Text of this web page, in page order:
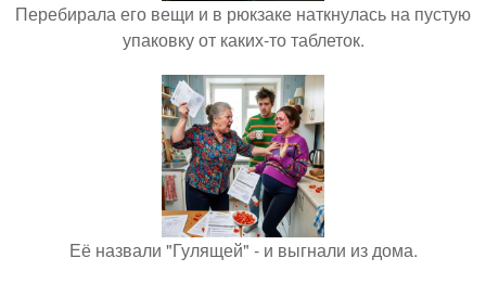
Перебирала его вещи и в рюкзаке наткнулась на пустую
упаковку от каких-то таблеток.
Её назвали "Гулящей" - и выгнали из дома.